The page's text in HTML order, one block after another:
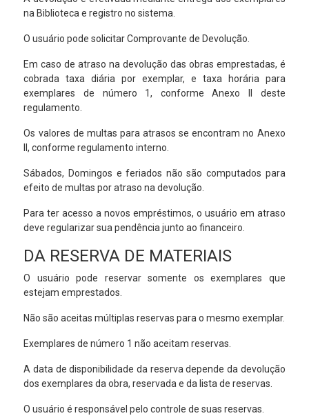
na Biblioteca e registro no sistema.
O usuário pode solicitar Comprovante de Devolução.
Em caso de atraso na devolução das obras emprestadas, é
cobrada taxa diária por exemplar, e taxa horária para
exemplares de número 1, conforme Anexo II deste
regulamento.
Os valores de multas para atrasos se encontram no Anexo
II, conforme regulamento interno.
Sábados, Domingos e feriados não são computados para
efeito de multas por atraso na devolução.
Para ter acesso a novos empréstimos, o usuário em atraso
deve regularizar sua pendência junto ao financeiro.
DA RESERVA DE MATERIAIS
O usuário pode reservar somente os exemplares que
estejam emprestados.
Não são aceitas múltiplas reservas para o mesmo exemplar.
Exemplares de número 1 não aceitam reservas.
A data de disponibilidade da reserva depende da devolução
dos exemplares da obra, reservada e da lista de reservas.
O usuário é responsável pelo controle de suas reservas.